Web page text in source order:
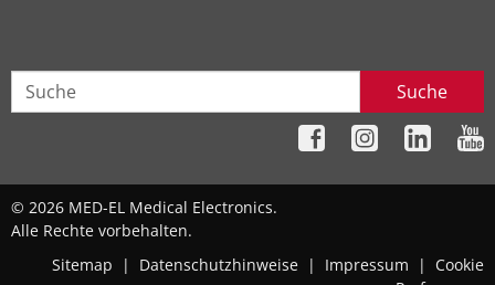
Suche
© 2026 MED-EL Medical Electronics.
Alle Rechte vorbehalten.
Sitemap
| Datenschutzhinweise | Impressum | Cookie